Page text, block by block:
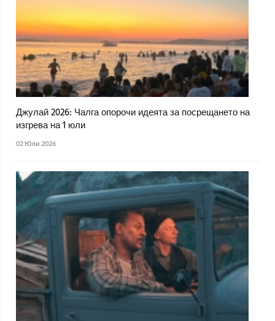
Джулай 2026: Чалга опорочи идеята за посрещането на
изгрева на 1 юли
02 Юли 2026